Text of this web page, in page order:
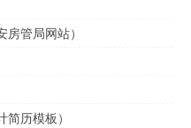
管局网站）
历模板）